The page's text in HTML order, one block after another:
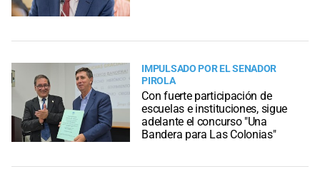
IMPULSADO POR EL SENADOR
PIROLA
Con fuerte participación de
escuelas e instituciones, sigue
adelante el concurso "Una
Bandera para Las Colonias"